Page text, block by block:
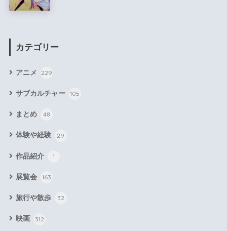
カテゴリー
アニメ 229
サブカルチャー 105
まとめ 48
体験や経験 29
作品紹介 1
展覧会 163
旅行や散歩 32
映画 312